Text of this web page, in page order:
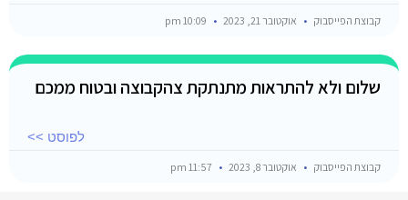
קבוצת הפייסבוק אוקטובר 21, 2023
שלום ולא להתראות מתנתקת צהקבוצה ובטוח ממכם
לפוסט >>
קבוצת הפייסבוק אוקטובר 8, 2023